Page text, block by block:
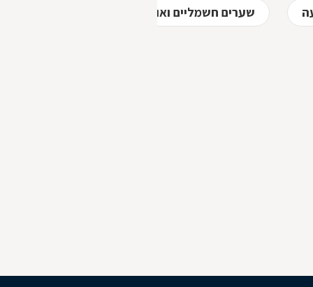
שערים חשמליים ואוטומטיים במשמר השבעה